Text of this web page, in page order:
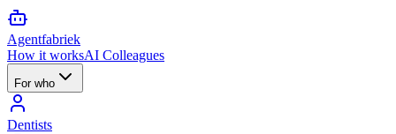
Agentfabriek
How it worksAI Colleagues
For who
Dentists